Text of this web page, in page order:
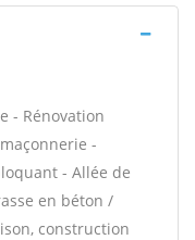
- Rénovation
-
- Allée de
en béton /
construction